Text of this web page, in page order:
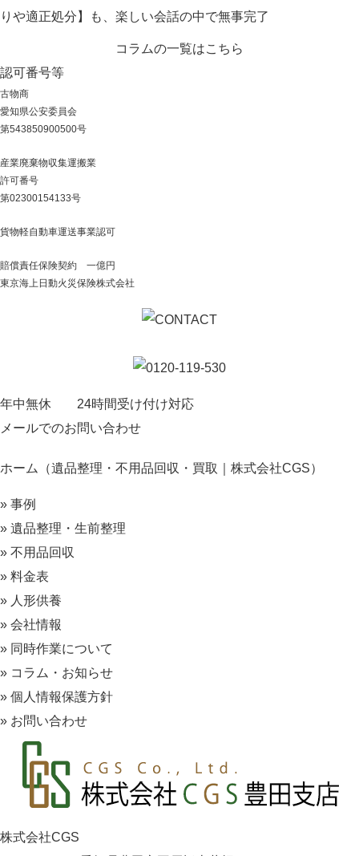
りや適正処分】も、楽しい会話の中で無事完了
コラムの一覧はこちら
認可番号等
古物商
愛知県公安委員会
第543850900500号
産業廃棄物収集運搬業
許可番号
第02300154133号
貨物軽自動車運送事業認可
賠償責任保険契約 一億円
東京海上日動火災保険株式会社
年中無休 24時間受け付け対応
メールでのお問い合わせ
ホーム（遺品整理・不用品回収・買取｜株式会社CGS）
» 事例
» 遺品整理・生前整理
» 不用品回収
» 料金表
» 人形供養
» 会社情報
» 同時作業について
» コラム・お知らせ
» 個人情報保護方針
» お問い合わせ
株式会社CGS